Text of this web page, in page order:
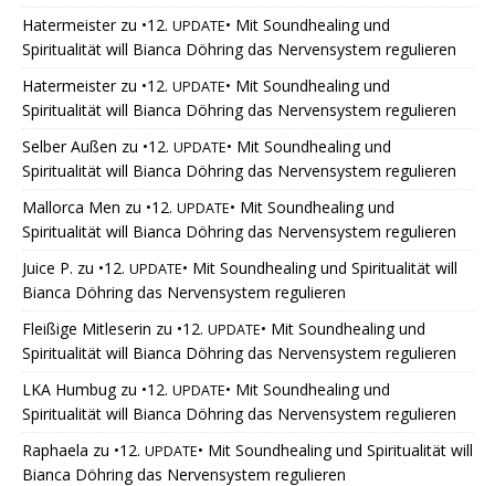
Hatermeisterzu •12. UPDATE• Mit Soundhealing und
Spiritualität will Bianca Döhring das Nervensystem regulieren
Hatermeisterzu •12. UPDATE• Mit Soundhealing und
Spiritualität will Bianca Döhring das Nervensystem regulieren
Selber Außen zu •12. UPDATE• Mit Soundhealing und
Spiritualität will Bianca Döhring das Nervensystem regulieren
Mallorca Men zu •12. UPDATE• Mit Soundhealing und
Spiritualität will Bianca Döhring das Nervensystem regulieren
Juice P. zu •12. UPDATE• Mit Soundhealing und Spiritualität will
Bianca Döhring das Nervensystem regulieren
Fleißige Mitleserin zu •12. UPDATE• Mit Soundhealing und
Spiritualität will Bianca Döhring das Nervensystem regulieren
LKA Humbugzu •12. UPDATE• Mit Soundhealing und
Spiritualität will Bianca Döhring das Nervensystem regulieren
Raphaela zu •12. UPDATE• Mit Soundhealing und Spiritualität will
Bianca Döhring das Nervensystem regulieren